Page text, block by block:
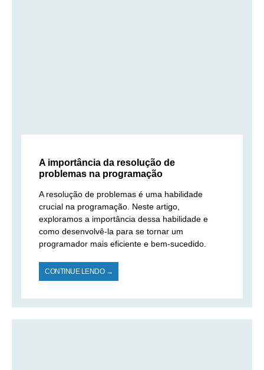
A importância da resolução de
problemas na programação
A resolução de problemas é uma habilidade
crucial na programação. Neste artigo,
exploramos a importância dessa habilidade e
como desenvolvê-la para se tornar um
programador mais eficiente e bem-sucedido.
CONTINUE LENDO →